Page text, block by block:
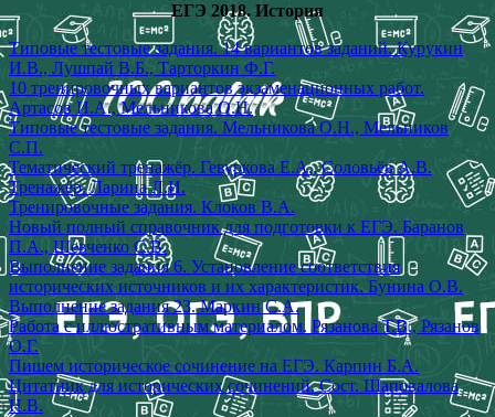
ЕГЭ 2018. История
Типовые тестовые задания. 14 вариантов заданий. Курукин
И.В., Лушпай В.Б., Тарторкин Ф.Г.
10 тренировочных вариантов экзаменационных работ.
Артасов И.А., Мельникова О.Н.
Типовые тестовые задания. Мельникова О.Н., Мельников
С.П.
Тематический тренажёр. Гевуркова Е.А., Соловьёв А.В.
Тренажёр. Ларина Л.И.
Тренировочные задания. Клоков В.А.
Новый полный справочник для подготовки к ЕГЭ. Баранов
П.А., Шевченко С.В.
Выполнение задания 6. Установление соответствия
исторических источников и их характеристик. Бунина О.В.
Выполнение задания 23. Маркин С.А.
Работа с иллюстративным материалом. Рязанова Т.В., Рязанов
О.Г.
Пишем историческое сочинение на ЕГЭ. Карпин Б.А.
Цитатник для исторических сочинений. Сост. Шаповалова
Н.В.